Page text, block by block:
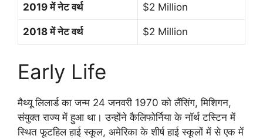
2019 में नेट वर्थ $2 Million
2018 में नेट वर्थ $2 Million
Early Life
मैथ्यू लिलार्ड का जन्म 24 जनवरी 1970 को लैंसिंग, मिशिगन,
संयुक्त राज्य में हुआ था। उन्होंने कैलिफोर्निया के नॉर्थ टस्टिन में
स्थित फूटहिल हाई स्कूल, अमेरिका के शीर्ष हाई स्कूलों में से एक में